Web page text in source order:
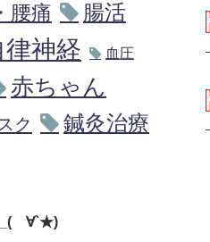
腰痛 腸活
律神経 血圧
赤ちゃん
ク 鍼灸治療
_(´∀`★)